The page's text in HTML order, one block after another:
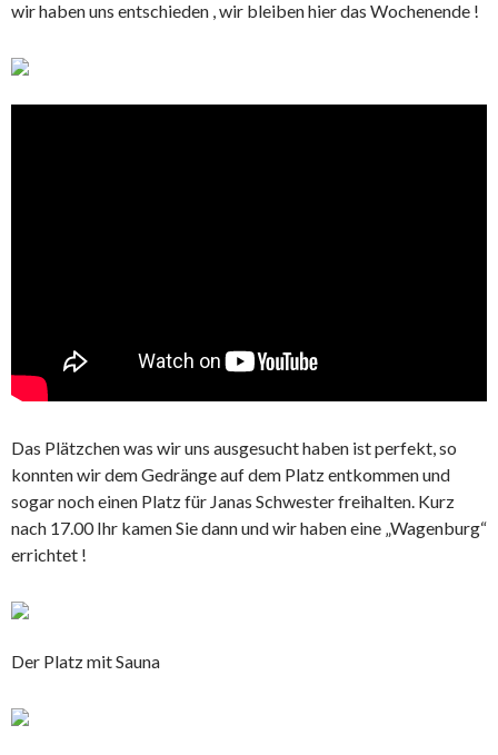
wir haben uns entschieden , wir bleiben hier das Wochenende !
Das Plätzchen was wir uns ausgesucht haben ist perfekt, so
konnten wir dem Gedränge auf dem Platz entkommen und
sogar noch einen Platz für Janas Schwester freihalten. Kurz
nach 17.00 Ihr kamen Sie dann und wir haben eine „Wagenburg“
errichtet !
Der Platz mit Sauna